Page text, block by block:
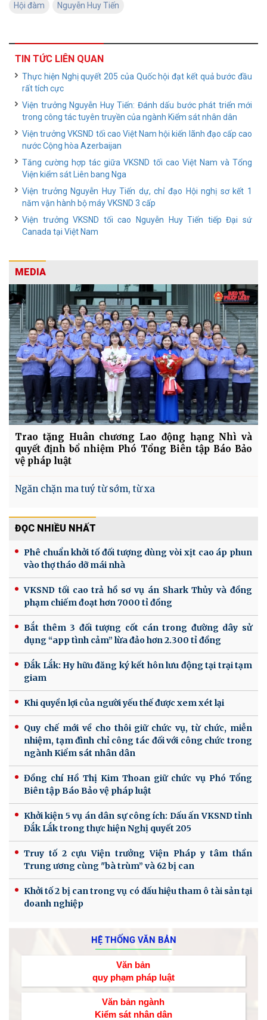
Hội đàm Nguyễn Huy Tiến
TIN TỨC LIÊN QUAN
Thực hiện Nghị quyết 205 của Quốc hội đạt kết quả bước đầu
rất tích cực
Viện trưởng Nguyễn Huy Tiến: Đánh dấu bước phát triển mới
trong công tác tuyên truyền của ngành Kiểm sát nhân dân
Viện trưởng VKSND tối cao Việt Nam hội kiến lãnh đạo cấp cao
nước Cộng hòa Azerbaijan
Tăng cường hợp tác giữa VKSND tối cao Việt Nam và Tổng
Viện kiểm sát Liên bang Nga
Viện trưởng Nguyễn Huy Tiến dự, chỉ đạo Hội nghị sơ kết 1
năm vận hành bộ máy VKSND 3 cấp
Viện trưởng VKSND tối cao Nguyễn Huy Tiến tiếp Đại sứ
Canada tại Việt Nam
MEDIA
Trao tặng Huân chương Lao động hạng Nhì và
quyết định bổ nhiệm Phó Tổng Biên tập Báo Bảo
vệ pháp luật
Ngăn chặn ma tuý từ sớm, từ xa
ĐỌC NHIỀU NHẤT
Phê chuẩn khởi tố đối tượng dùng vòi xịt cao áp phun
vào thợ tháo dỡ mái nhà
VKSND tối cao trả hồ sơ vụ án Shark Thủy và đồng
phạm chiếm đoạt hơn 7000 tỉ đồng
Bắt thêm 3 đối tượng cốt cán trong đường dây sử
dụng “app tình cảm” lừa đảo hơn 2.300 tỉ đồng
Đắk Lắk: Hy hữu đăng ký kết hôn lưu động tại trại tạm
giam
Khi quyền lợi của người yếu thế được xem xét lại
Quy chế mới về cho thôi giữ chức vụ, từ chức, miễn
nhiệm, tạm đình chỉ công tác đối với công chức trong
ngành Kiểm sát nhân dân
Đồng chí Hồ Thị Kim Thoan giữ chức vụ Phó Tổng
Biên tập Báo Bảo vệ pháp luật
Khởi kiện 5 vụ án dân sự công ích: Dấu ấn VKSND tỉnh
Đắk Lắk trong thực hiện Nghị quyết 205
Truy tố 2 cựu Viện trưởng Viện Pháp y tâm thần
Trung ương cùng "bà trùm” và 62 bị can
Khởi tố 2 bị can trong vụ có dấu hiệu tham ô tài sản tại
doanh nghiệp
HỆ THỐNG VĂN BẢN
Văn bản
quy phạm pháp luật
Văn bản ngành
Kiểm sát nhân dân